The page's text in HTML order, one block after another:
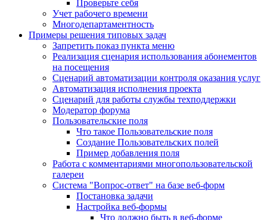
Проверьте себя
Учет рабочего времени
Многодепартаментность
Примеры решения типовых задач
Запретить показ пункта меню
Реализация сценария использования абонементов
на посещения
Сценарий автоматизации контроля оказания услуг
Автоматизация исполнения проекта
Сценарий для работы службы техподдержки
Модератор форума
Пользовательские поля
Что такое Пользовательские поля
Создание Пользовательских полей
Пример добавления поля
Работа с комментариями многопользовательской
галереи
Система "Вопрос-ответ" на базе веб-форм
Постановка задачи
Настройка веб-формы
Что должно быть в веб-форме